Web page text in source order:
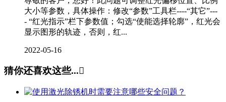
大小等参数，具体操作：修改“参数”工具栏----“其它”---
- “红光指示”栏下参数值；勾选“使能选择轮廓”，红光会
显示图形的轨迹，否则，红...
2022-05-16
猜你还喜欢这些...